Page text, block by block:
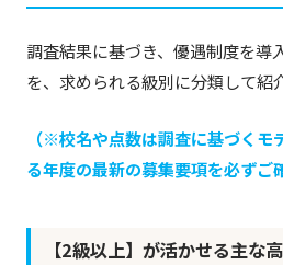
調査結果に基づき、優遇制度を導
を、求められる級別に分類して紹
（※校名や点数は調査に基づくモ
る年度の最新の募集要項を必ずご
【2級以上】が活かせる主な